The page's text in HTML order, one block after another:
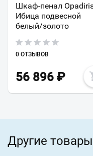
Шкаф-пенал
Ибица подвесной
белый/золото
0 ОТЗЫВОВ
56 896 ₽
Другие